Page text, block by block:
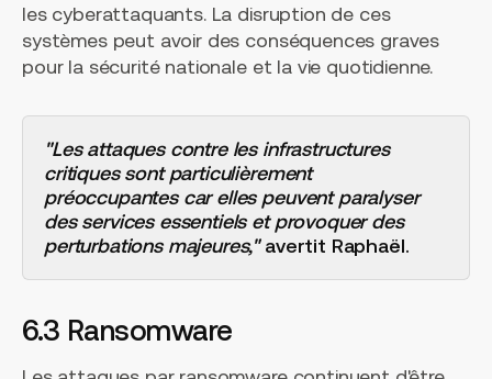
les cyberattaquants. La disruption de ces
systèmes peut avoir des conséquences graves
pour la sécurité nationale et la vie quotidienne.
"Les attaques contre les infrastructures
critiques sont particulièrement
préoccupantes car elles peuvent paralyser
des services essentiels et provoquer des
perturbations majeures,"avertit Raphaël.
6.3 Ransomware